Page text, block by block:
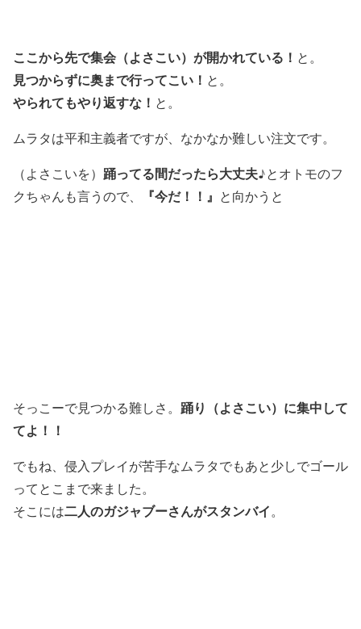
ここから先で集会（よさこい）が開かれている！ と。
見つからずに奥まで行ってこい！ と。
やられてもやり返すな！ と。
ムラタは平和主義者ですが、なかなか難しい注文です。
（よさこいを） 踊ってる間だったら大丈夫♪とオトモのフ
クちゃんも言うので、
『今だ！！』 と向かうと
そっこーで見つかる難しさ。 踊り（よさこい）に集中して
てよ！！
でもね、侵入プレイが苦手なムラタでもあと少しでゴール
ってとこまで来ました。
そこには二人のガジャブーさんがスタンバイ。